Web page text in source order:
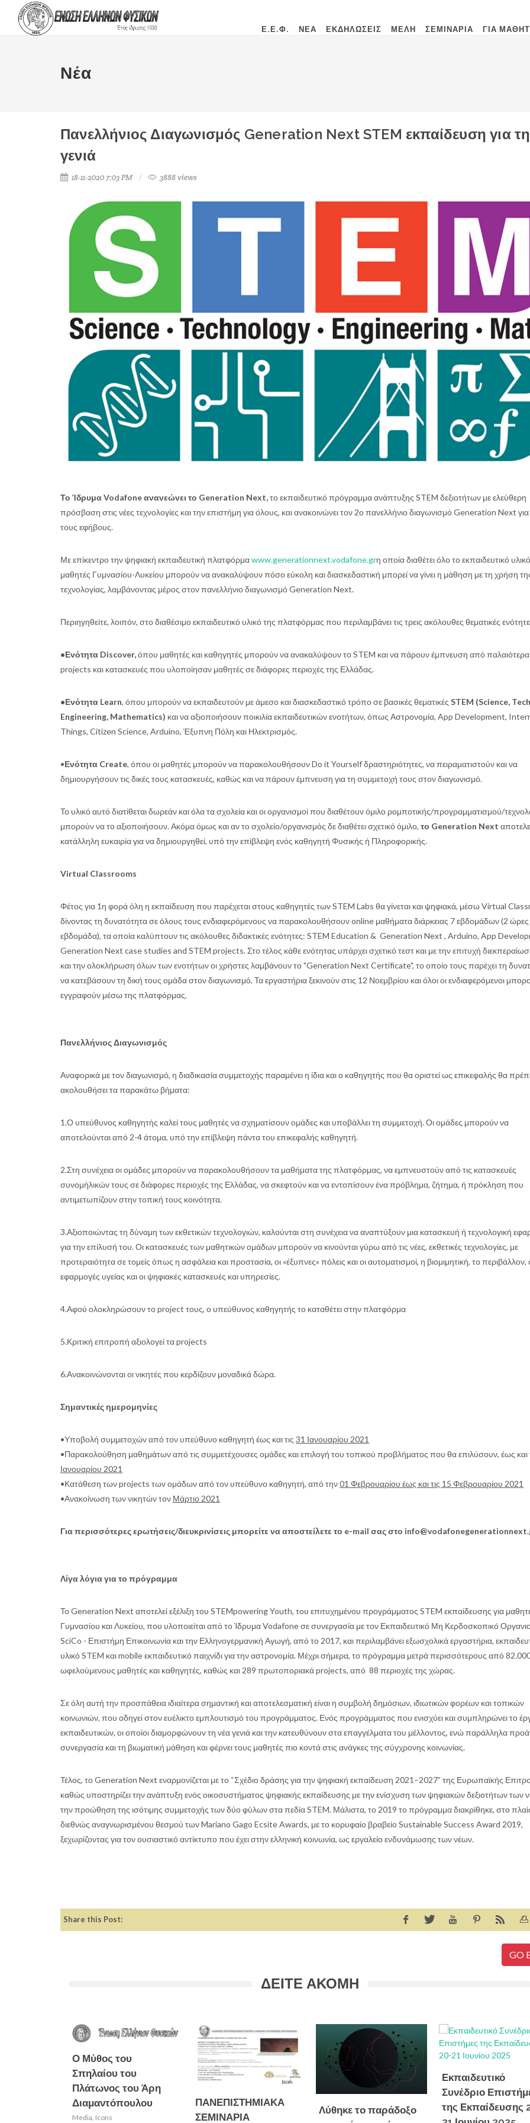
Ε.Ε.Φ. ΝΕΑ ΕΚΔΗΛΩΣΕΙΣ ΜΕΛΗ ΣΕΜΙΝΑΡΙΑ ΓΙΑ
Νέα
Πανελλήνιος Διαγωνισμός Generation Next STEM εκπαίδευση για
γενιά
18-11-2020 7:03 PM 3888 views
Το Ίδρυμα Vodafone ανανεώνει το Generation Next,το εκπαιδευτικό πρόγραμμα ανάπτυξης STEM δεξιοτήτων με ελεύθερη
πρόσβαση στις νέες τεχνολογίες και την επιστήμη για όλους, και ανακοινώνει τον 2ο πανελλήνιο διαγωνισμό Generation Next
τους εφήβους.
Με επίκεντρο την ψηφιακή εκπαιδευτική πλατφόρμαwww.generationnext.vodafone.grη οποία διαθέτει όλο το εκπαιδευτικό
μαθητές Γυμνασίου-Λυκείου μπορούν να ανακαλύψουν πόσο εύκολη και διασκεδαστική μπορεί να γίνει η μάθηση με τη χρήση
τεχνολογίας, λαμβάνοντας μέρος στον πανελλήνιο διαγωνισμό Generation Next.
Περιηγηθείτε, λοιπόν, στο διαθέσιμο εκπαιδευτικό υλικό της πλατφόρμας που περιλαμβάνει τις τρεις ακόλουθες θεματικές
•Ενότητα Discover,όπου μαθητές και καθηγητές μπορούν να ανακαλύψουν το STEM και να πάρουν έμπνευση από παλαιότερα
projects και κατασκευές που υλοποίησαν μαθητές σε διάφορες περιοχές της Ελλάδας.
•Ενότητα Learn, όπου μπορούν να εκπαιδευτούν με άμεσο και διασκεδαστικό τρόπο σε βασικές θεματικές STEM (Science,
Engineering, Mathematics) και να αξιοποιήσουν ποικιλία εκπαιδευτικών ενοτήτων, όπως Αστρονομία, App Development,
Things, Citizen Science, Arduino, Έξυπνη Πόλη και Ηλεκτρισμός.
•Ενότητα Create, όπου οι μαθητές μπορούν να παρακολουθήσουν Do it Yourself δραστηριότητες, να πειραματιστούν και να
δημιουργήσουν τις δικές τους κατασκευές, καθώς και να πάρουν έμπνευση για τη συμμετοχή τους στον διαγωνισμό.
Το υλικό αυτό διατίθεται δωρεάν και όλα τα σχολεία και οι οργανισμοί που διαθέτουν όμιλο ρομποτικής/προγραμματισμού/
μπορούν να το αξιοποιήσουν. Ακόμα όμως και αν το σχολείο/οργανισμός δε διαθέτει σχετικό όμιλο, το Generation Next
κατάλληλη ευκαιρία για να δημιουργηθεί, υπό την επίβλεψη ενός καθηγητή Φυσικής ή Πληροφορικής.
Virtual Classrooms
Φέτος για 1η φορά όλη η εκπαίδευση που παρέχεται στους καθηγητές των STEM Labs θα γίνεται και ψηφιακά, μέσω Virtual
δίνοντας τη δυνατότητα σε όλους τους ενδιαφερόμενους να παρακολουθήσουν online μαθήματα διάρκειας 7 εβδομάδων (2
εβδομάδα), τα οποία καλύπτουν τις ακόλουθες διδακτικές ενότητες: STEM Education & Generation Next , Arduino, App
Generation Next case studies and STEM projects. Στο τέλος κάθε ενότητας υπάρχει σχετικό τεστ και με την επιτυχή
και την ολοκλήρωση όλων των ενοτήτων οι χρήστες λαμβάνουν το "Generation Next Certificate", το οποίο τους παρέχει τη
να κατεβάσουν τη δική τους ομάδα στον διαγωνισμό. Τα εργαστήρια ξεκινούν στις 12 Νοεμβρίου και όλοι οι ενδιαφερόμενοι
εγγραφούν μέσω της πλατφόρμας.
Πανελλήνιος Διαγωνισμός
Αναφορικά με τον διαγωνισμό, η διαδικασία συμμετοχής παραμένει η ίδια και ο καθηγητής που θα οριστεί ως επικεφαλής θα
ακολουθήσει τα παρακάτω βήματα:
1.Ο υπεύθυνος καθηγητής καλεί τους μαθητές να σχηματίσουν ομάδες και υποβάλλει τη συμμετοχή. Οι ομάδες μπορούν να
αποτελούνται από 2-4 άτομα, υπό την επίβλεψη πάντα του επικεφαλής καθηγητή.
2.Στη συνέχεια οι ομάδες μπορούν να παρακολουθήσουν τα μαθήματα της πλατφόρμας, να εμπνευστούν από τις κατασκευές
συνομήλικών τους σε διάφορες περιοχές της Ελλάδας, να σκεφτούν και να εντοπίσουν ένα πρόβλημα, ζήτημα, ή πρόκληση που
αντιμετωπίζουν στην τοπική τους κοινότητα.
3.Αξιοποιώντας τη δύναμη των εκθετικών τεχνολογιών, καλούνται στη συνέχεια να αναπτύξουν μια κατασκευή ή τεχνολογική
για την επίλυσή του. Οι κατασκευές των μαθητικών ομάδων μπορούν να κινούνται γύρω από τις νέες, εκθετικές τεχνολογίες, με
προτεραιότητα σε τομείς όπως η ασφάλεια και προστασία, οι «έξυπνες» πόλεις και οι αυτοματισμοί, η βιομιμητική, το περιβάλλον,
εφαρμογές υγείας και οι ψηφιακές κατασκευές και υπηρεσίες.
4.Αφού ολοκληρώσουν το project τους, ο υπεύθυνος καθηγητής το καταθέτει στην πλατφόρμα
5.Κριτική επιτροπή αξιολογεί τα projects
6.Ανακοινώνονται οι νικητές που κερδίζουν μοναδικά δώρα.
Σημαντικές ημερομηνίες
•Υποβολή συμμετοχών από τον υπεύθυνο καθηγητή έως και τις 31 Ιανουαρίου 2021
•Παρακολούθηση μαθημάτων από τις συμμετέχουσες ομάδες και επιλογή του τοπικού προβλήματος που θα επιλύσουν, έως και
Ιανουαρίου 2021
•Κατάθεση των projects των ομάδων από τον υπεύθυνο καθηγητή, από την01 Φεβρουαρίου έως και τις 15 Φεβρουαρίου 2021
•Ανακοίνωση των νικητών τον Μάρτιο 2021
Για περισσότερες ερωτήσεις/διευκρινίσεις μπορείτε να αποστείλετε το e-mail σας στο
Λίγα λόγια για το πρόγραμμα
Το Generation Next αποτελεί εξέλιξη του STEMpowering Youth, του επιτυχημένου προγράμματος STEM εκπαίδευσης για
Γυμνασίου και Λυκείου, που υλοποιείται από το Ίδρυμα Vodafone σε συνεργασία με τον Εκπαιδευτικό Μη Κερδοσκοπικό
SciCo - Επιστήμη Επικοινωνία και την Ελληνογερμανική Αγωγή, από το 2017, και περιλαμβάνει εξωσχολικά εργαστήρια,
υλικό STEM και mobile εκπαιδευτικό παιχνίδι για την αστρονομία. Μέχρι σήμερα, το πρόγραμμα μετρά περισσότερους από
ωφελούμενους μαθητές και καθηγητές, καθώς και 289 πρωτοποριακά projects, από 88 περιοχές της χώρας.
Σε όλη αυτή την προσπάθεια ιδιαίτερα σημαντική και αποτελεσματική είναι η συμβολή δημόσιων, ιδιωτικών φορέων και τοπικών
κοινωνιών, που οδηγεί στον ευέλικτο εμπλουτισμό του προγράμματος. Ενός προγράμματος που ενισχύει και συμπληρώνει το
εκπαιδευτικών, οι οποίοι διαμορφώνουν τη νέα γενιά και την κατευθύνουν στα επαγγέλματα του μέλλοντος, ενώ παράλληλα
συνεργασία και τη βιωματική μάθηση και φέρνει τους μαθητές πιο κοντά στις ανάγκες της σύγχρονης κοινωνίας.
Τέλος, το Generation Next εναρμονίζεται με το “Σχέδιο δράσης για την ψηφιακή εκπαίδευση 2021–2027” της Ευρωπαϊκής
καθώς υποστηρίζει την ανάπτυξη ενός οικοσυστήματος ψηφιακής εκπαίδευσης με την ενίσχυση των ψηφιακών δεξιοτήτων των
την προώθηση της ισότιμης συμμετοχής των δύο φύλων στα πεδία STEM. Μάλιστα, το 2019 το πρόγραμμα διακρίθηκε, στο
διεθνώς αναγνωρισμένου θεσμού των Mariano Gago Ecsite Awards, με το κορυφαίο βραβείο Sustainable Success Award 2019,
ξεχωρίζοντας για τον ουσιαστικό αντίκτυπο που έχει στην ελληνική κοινωνία, ως εργαλείο ενδυνάμωσης των νέων.
Share this Post:
GO
ΔΕΙΤΕ ΑΚΟΜΗ
Ο Μύθος του
Σπηλαίου του
Πλάτωνος του Άρη
Διαμαντόπουλου
Media, Icons
ΠΑΝΕΠΙΣΤΗΜΙΑΚΑ
ΣΕΜΙΝΑΡΙΑ
Λύθηκε το παράδοξο
Εκπαιδευτικό
Συνέδριο
της Εκπαίδευσης
της Θεολογίας και η
Θεολογία της Φυσικής
18 Δεκεμβρίου 2022
Φυσικής